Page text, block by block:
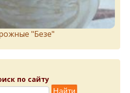
"Бeзe"
по сайту